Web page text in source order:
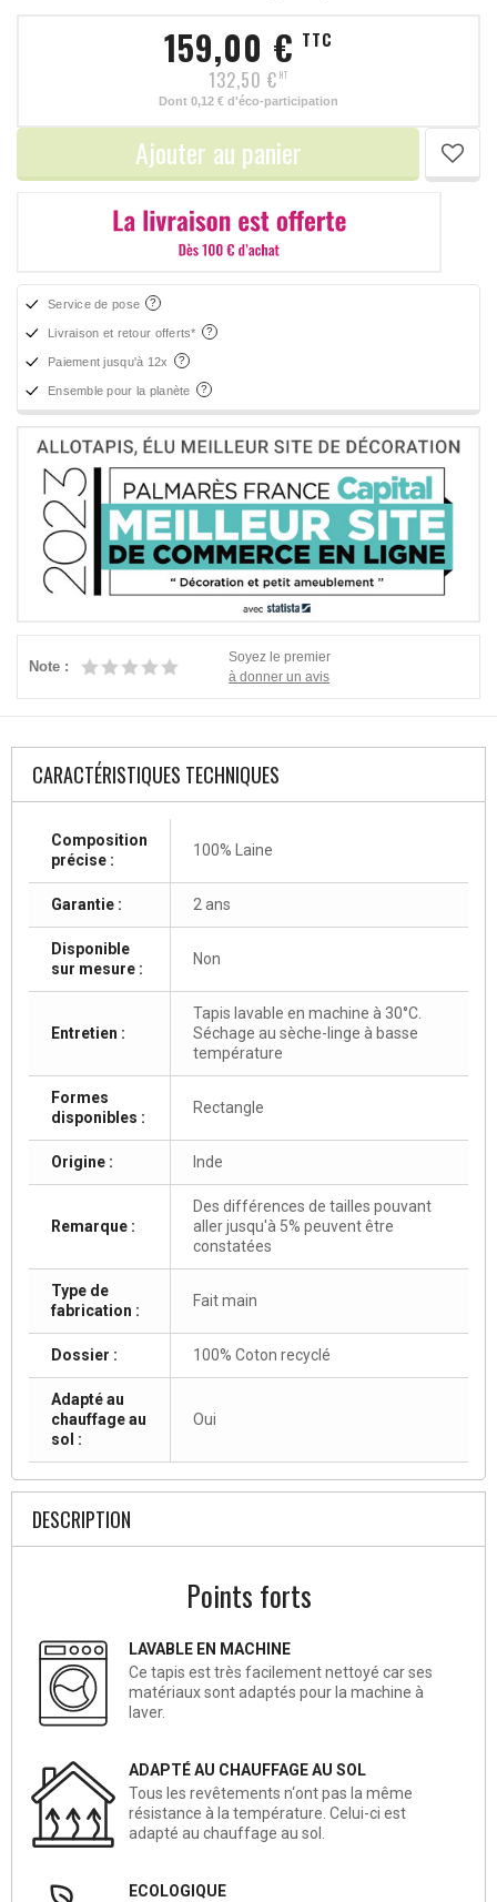
159,00 € TTC
132,50 € HT
Dont 0,12 € d'éco-participation
Ajouter au panier
Service de pose
Livraison et retour offerts*
Paiement jusqu'à 12x
Ensemble pour la planète
Note :
Soyez le premier
à donner un avis
CARACTÉRISTIQUES TECHNIQUES
Composition
précise :
100% Laine
Garantie : 2 ans
Disponible
sur mesure :
Non
Entretien :
Tapis lavable en machine à 30°C.
Séchage au sèche-linge à basse
température
Formes
disponibles :
Rectangle
Origine : Inde
Remarque :
Des différences de tailles pouvant
aller jusqu'à 5% peuvent être
constatées
Type de
fabrication :
Fait main
Dossier : 100% Coton recyclé
Adapté au
chauffage au
sol :
Oui
DESCRIPTION
Points forts
LAVABLE EN MACHINE
Ce tapis est très facilement nettoyé car ses
matériaux sont adaptés pour la machine à
laver.
ADAPTÉ AU CHAUFFAGE AU SOL
Tous les revêtements n‘ont pas la même
résistance à la température. Celui-ci est
adapté au chauffage au sol.
ECOLOGIQUE